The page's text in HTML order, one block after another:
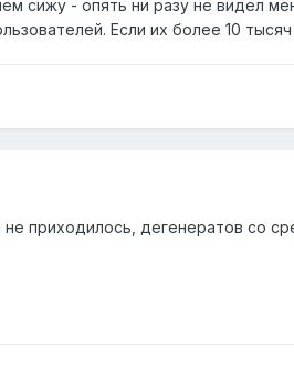
сижу - опять ни разу не видел
Если их более 10
приходилось, дегенератов со